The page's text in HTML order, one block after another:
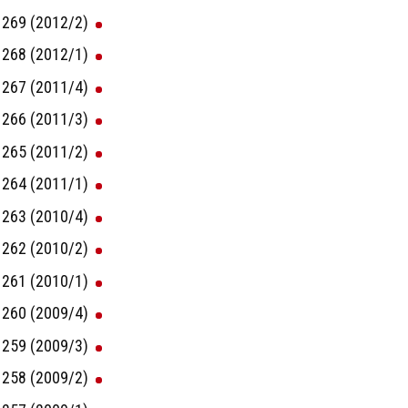
269 (2012/2)
268 (2012/1)
267 (2011/4)
266 (2011/3)
265 (2011/2)
264 (2011/1)
263 (2010/4)
262 (2010/2)
261 (2010/1)
260 (2009/4)
259 (2009/3)
258 (2009/2)